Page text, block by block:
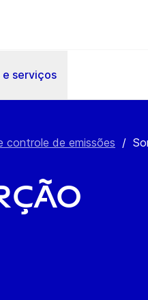
e serviços
controle de emissões /